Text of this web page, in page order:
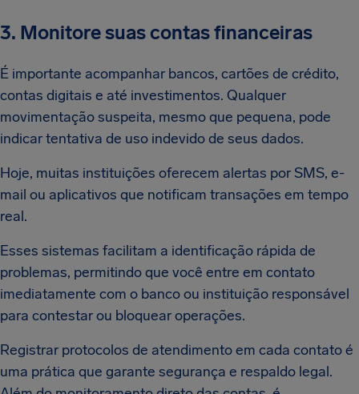
3. Monitore suas contas financeiras
É importante acompanhar bancos, cartões de crédito,
contas digitais e até investimentos. Qualquer
movimentação suspeita, mesmo que pequena, pode
indicar tentativa de uso indevido de seus dados.
Hoje, muitas instituições oferecem alertas por SMS, e-
mail ou aplicativos que notificam transações em tempo
real.
Esses sistemas facilitam a identificação rápida de
problemas, permitindo que você entre em contato
imediatamente com o banco ou instituição responsável
para contestar ou bloquear operações.
Registrar protocolos de atendimento em cada contato é
uma prática que garante segurança e respaldo legal.